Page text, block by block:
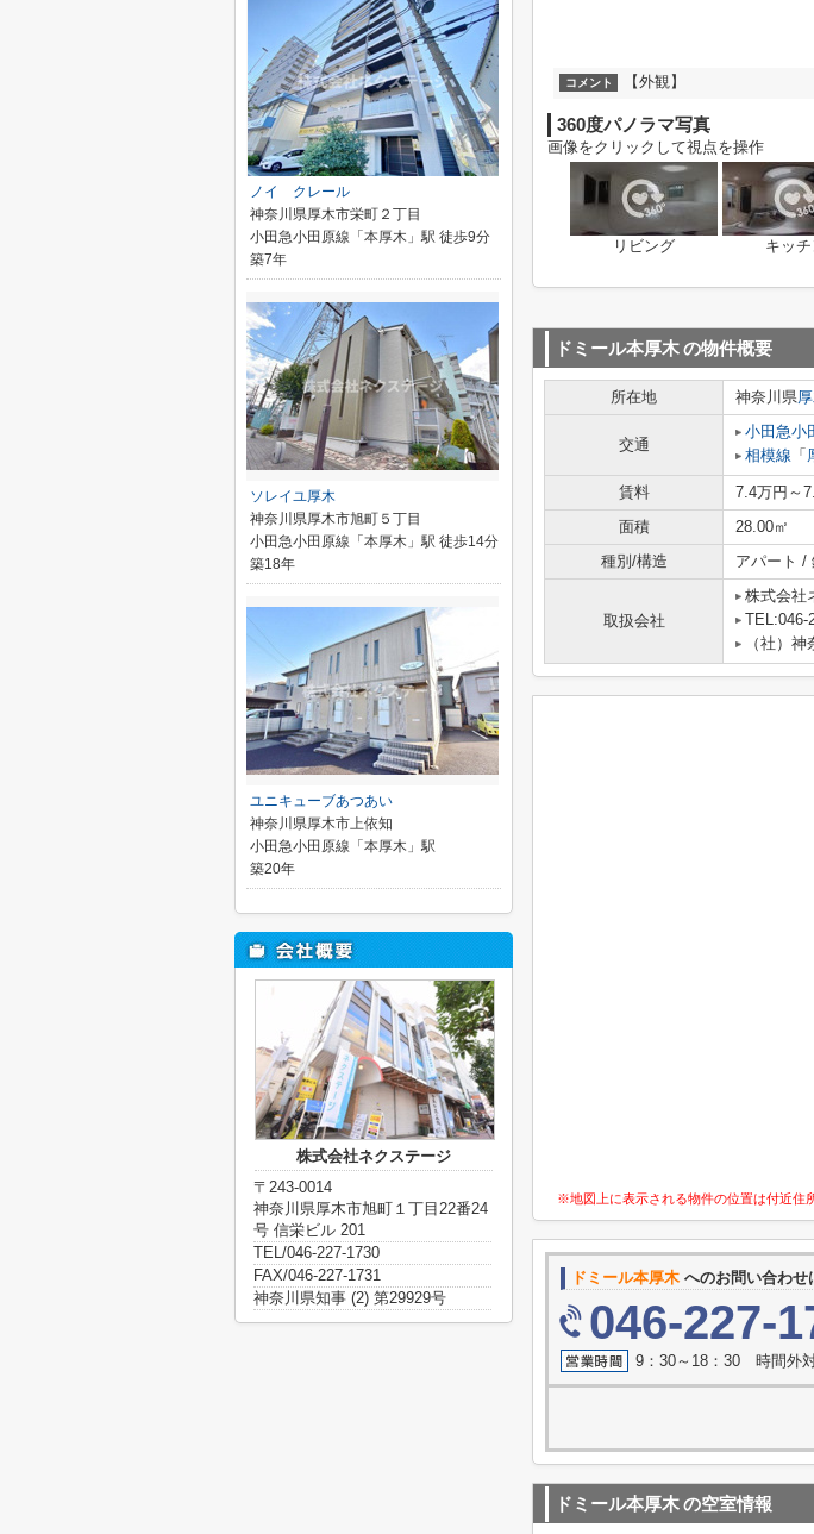
コメント 【外観】
360度パノラマ写真
画像をクリックして視点を操作
リビング キッチ
ドミール本厚木の物件概要
所在地 神奈川県
交通
小田急小
相模線 「
賃料 7.4万円～
面積
28.00㎡
種別/構造
アパート /
取扱会社
株式会社
TEL:046-
（社）
※地図上に表示される物件の位置は付近住
ドミール本厚木 へのお問い合わせ
046-227-
9：30～18：30 時間外
ドミール本厚木の空室情報
ノイ クレール
神奈川県厚木市栄町２丁目
小田急小田原線「本厚木」駅 徒歩9分
築7年
ソレイユ厚木
神奈川県厚木市旭町５丁目
小田急小田原線「本厚木」駅 徒歩14分
築18年
ユニキューブあつあい
神奈川県厚木市上依知
小田急小田原線「本厚木」駅
築20年
株式会社ネクステージ
〒243-0014
神奈川県厚木市旭町１丁目22番24
号 信栄ビル 201
TEL/046-227-1730
FAX/046-227-1731
神奈川県知事 (2) 第29929号